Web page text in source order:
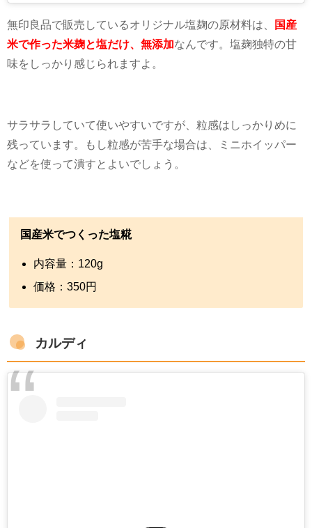
無印良品で販売しているオリジナル塩麹の原材料は、
国産
米で作った米麹と塩だけ、無添加なんです。塩麹独特の甘
味をしっかり感じられますよ。
サラサラしていて使いやすいですが、粒感はしっかりめに
残っています。もし粒感が苦手な場合は、ミニホイッパー
などを使って潰すとよいでしょう。
国産米でつくった塩糀
内容量： 120g
価格：350円
カルディ